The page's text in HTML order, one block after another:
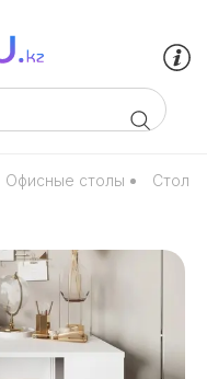
Офисные столы Стол